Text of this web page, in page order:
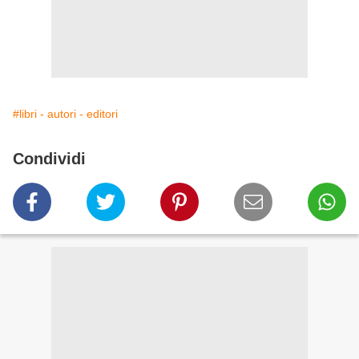
#libri - autori - editori
Condividi